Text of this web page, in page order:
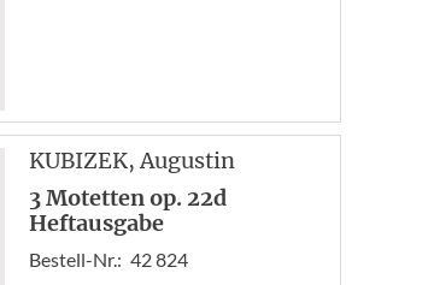
KUBIZEK, Augustin
3 Motetten op. 22d
Heftausgabe
Bestell-Nr.: 42 824